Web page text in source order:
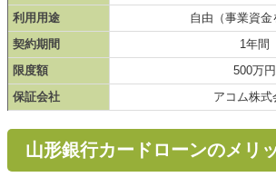
利用用途
自由（事業資金
契約期間
1年間
限度額
500万円
保証会社
アコム株式
山形銀行カードローンのメリ